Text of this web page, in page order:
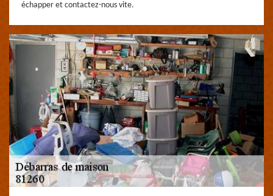
échapper et contactez-nous vite.